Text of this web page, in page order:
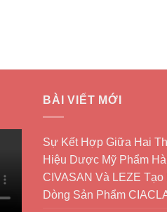
BÀI VIẾT MỚI
Sự Kết Hợp Giữa Hai
Hiệu Dược Mỹ Phẩm
CIVASAN Và LEZE Tạo
Dòng Sản Phẩm